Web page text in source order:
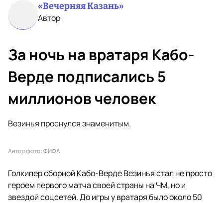
«Вечерняя Казань»
Автор
За ночь на вратаря Кабо-
Верде подписались 5
миллионов человек
Везинья проснулся знаменитым.
Автор фото: ФИФА
Голкипер сборной Кабо-Верде Везинья стал не просто
героем первого матча своей страны на ЧМ, но и
звездой соцсетей. До игры у вратаря было около 50